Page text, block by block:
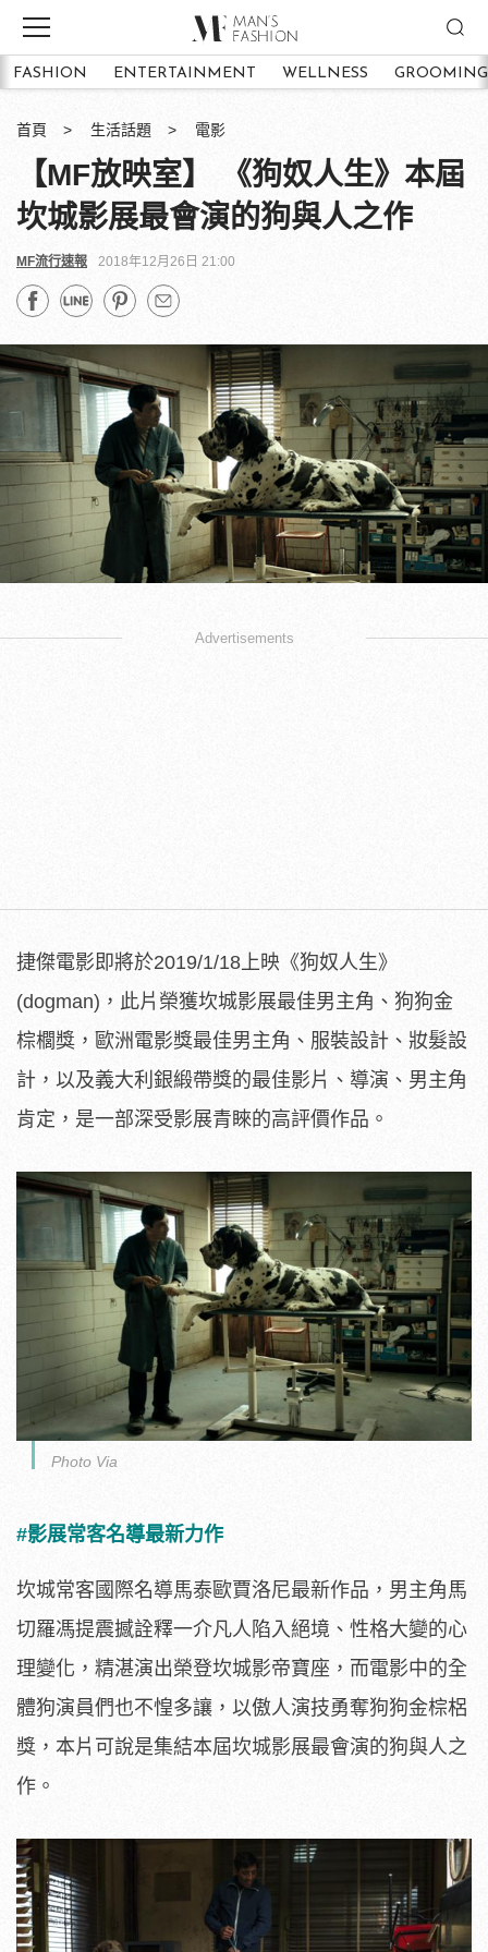
FASHION ENTERTAINMENT WELLNESS GROOMING
首頁 生活話題 電影
【MF放映室】 《狗奴人生》本屆
坎城影展最會演的狗與人之作
MF流行速報 2018年12月26日 21:00
Advertisements
捷傑電影即將於2019/1/18上映《狗奴人生》
(dogman)，此片榮獲坎城影展最佳男主角、狗狗金
棕櫚獎，歐洲電影獎最佳男主角、服裝設計、妝髮設
計，以及義大利銀緞帶獎的最佳影片、導演、男主角
肯定，是一部深受影展青睞的高評價作品。
Photo Via
#影展常客名導最新力作
坎城常客國際名導馬泰歐賈洛尼最新作品，男主角馬
切羅馮提震撼詮釋一介凡人陷入絕境、性格大變的心
理變化，精湛演出榮登坎城影帝寶座，而電影中的全
體狗演員們也不惶多讓，以傲人演技勇奪狗狗金棕梠
獎，本片可說是集結本屆坎城影展最會演的狗與人之
作。